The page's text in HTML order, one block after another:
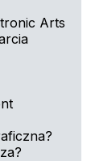
Arts